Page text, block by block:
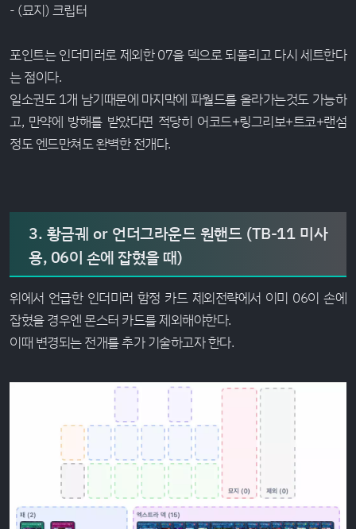
- (묘지) 크립터
포인트는 인더미러로 제외한 07을 덱으로 되돌리고 다시 세트한다
는 점이다.
일소권도 1개 남기때문에 마지막에 파월드를 올라가는것도 가능하
고, 만약에 방해를 받았다면 적당히 어코드+링그리보+트코+랜섬
정도 엔드만쳐도 완벽한 전개다.
3. 황금궤 or 언더그라운드 원핸드 (TB-11 미사
용, 06이 손에 잡혔을 때)
위에서 언급한 인더미러 함정 카드 제외전략에서 이미 06이 손에
잡혔을 경우엔 몬스터 카드를 제외해야한다.
이때 변경되는 전개를 추가 기술하고자 한다.